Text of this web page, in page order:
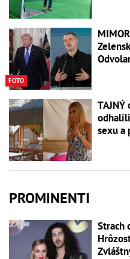
FOTO
sexu a
PROMINENTI
Strach